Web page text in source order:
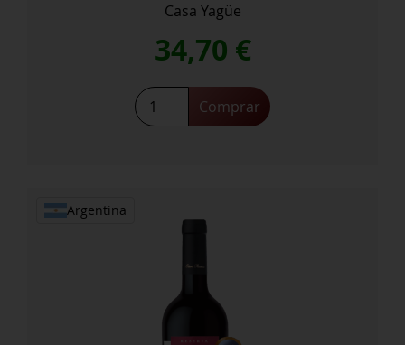
Casa Yagüe
34,70 €
Casa
Yagüe
Comprar
Argentina